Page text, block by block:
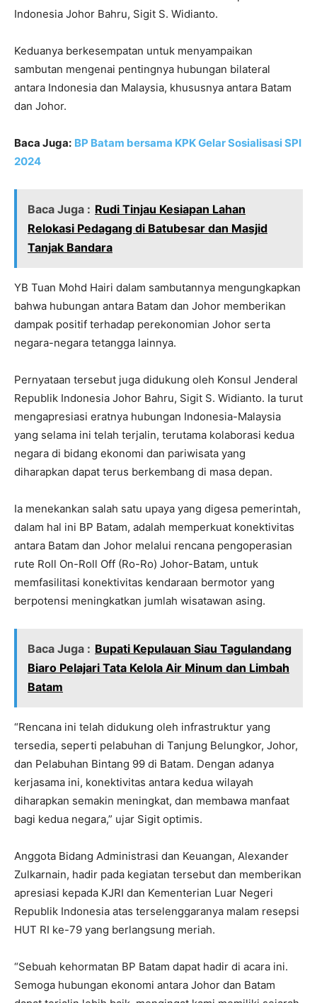
Indonesia Johor Bahru, Sigit S. Widianto.
Keduanya berkesempatan untuk menyampaikan
sambutan mengenai pentingnya hubungan bilateral
antara Indonesia dan Malaysia, khususnya antara Batam
dan Johor.
Baca Juga: BP Batam bersama KPK Gelar Sosialisasi SPI
2024
Baca Juga : Rudi Tinjau Kesiapan Lahan
Relokasi Pedagang di Batubesar dan Masjid
Tanjak Bandara
YB Tuan Mohd Hairi dalam sambutannya mengungkapkan
bahwa hubungan antara Batam dan Johor memberikan
dampak positif terhadap perekonomian Johor serta
negara-negara tetangga lainnya.
Pernyataan tersebut juga didukung oleh Konsul Jenderal
Republik Indonesia Johor Bahru, Sigit S. Widianto. Ia turut
mengapresiasi eratnya hubungan Indonesia-Malaysia
yang selama ini telah terjalin, terutama kolaborasi kedua
negara di bidang ekonomi dan pariwisata yang
diharapkan dapat terus berkembang di masa depan.
Ia menekankan salah satu upaya yang digesa pemerintah,
dalam hal ini BP Batam, adalah memperkuat konektivitas
antara Batam dan Johor melalui rencana pengoperasian
rute Roll On-Roll Off (Ro-Ro) Johor-Batam, untuk
memfasilitasi konektivitas kendaraan bermotor yang
berpotensi meningkatkan jumlah wisatawan asing.
Baca Juga : Bupati Kepulauan Siau Tagulandang
Biaro Pelajari Tata Kelola Air Minum dan Limbah
Batam
“Rencana ini telah didukung oleh infrastruktur yang
tersedia, seperti pelabuhan di Tanjung Belungkor, Johor,
dan Pelabuhan Bintang 99 di Batam. Dengan adanya
kerjasama ini, konektivitas antara kedua wilayah
diharapkan semakin meningkat, dan membawa manfaat
bagi kedua negara,” ujar Sigit optimis.
Anggota Bidang Administrasi dan Keuangan, Alexander
Zulkarnain, hadir pada kegiatan tersebut dan memberikan
apresiasi kepada KJRI dan Kementerian Luar Negeri
Republik Indonesia atas terselenggaranya malam resepsi
HUT RI ke-79 yang berlangsung meriah.
“Sebuah kehormatan BP Batam dapat hadir di acara ini.
Semoga hubungan ekonomi antara Johor dan Batam